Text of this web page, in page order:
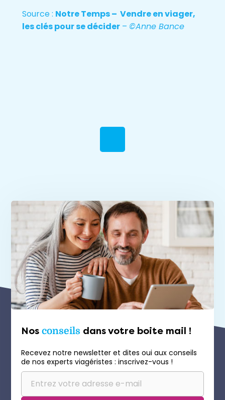
Source : Notre Temps – Vendre en viager,
les clés pour se décider – ©Anne Bance
Nos conseils dans votre boite mail !
Recevez notre newsletter et dites oui aux conseils
de nos experts viagéristes : inscrivez-vous !